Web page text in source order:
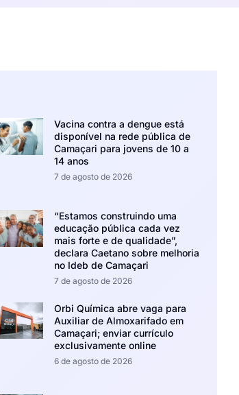
Vacina contra a dengue está
disponível na rede pública de
Camaçari para jovens de 10 a
14 anos
7 de agosto de 2026
“Estamos construindo uma
educação pública cada vez
mais forte e de qualidade”,
declara Caetano sobre melhoria
no Ideb de Camaçari
7 de agosto de 2026
Orbi Química abre vaga para
Auxiliar de Almoxarifado em
Camaçari; enviar currículo
exclusivamente online
6 de agosto de 2026